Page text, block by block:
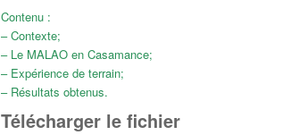
Contenu :
– Contexte;
– Le MALAO en Casamance;
– Expérience de terrain;
– Résultats obtenus.
Télécharger le fichier